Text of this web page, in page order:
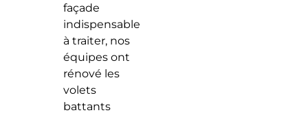
façade
indispensable
à traiter, nos
équipes ont
rénové les
volets
battants